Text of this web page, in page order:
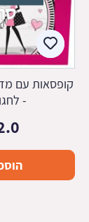
קופסאות עם
-